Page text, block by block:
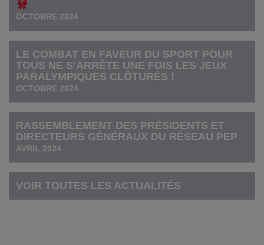
OCTOBRE 2024
LE COMBAT EN FAVEUR DU SPORT POUR
TOUS NE S’ARRÊTE UNE FOIS LES JEUX
PARALYMPIQUES CLÔTURÉS !
OCTOBRE 2024
RASSEMBLEMENT DES PRÉSIDENTS ET
DIRECTEURS GÉNÉRAUX DU RÉSEAU PEP
AVRIL 2024
VOIR TOUTES LES ACTUALITÉS